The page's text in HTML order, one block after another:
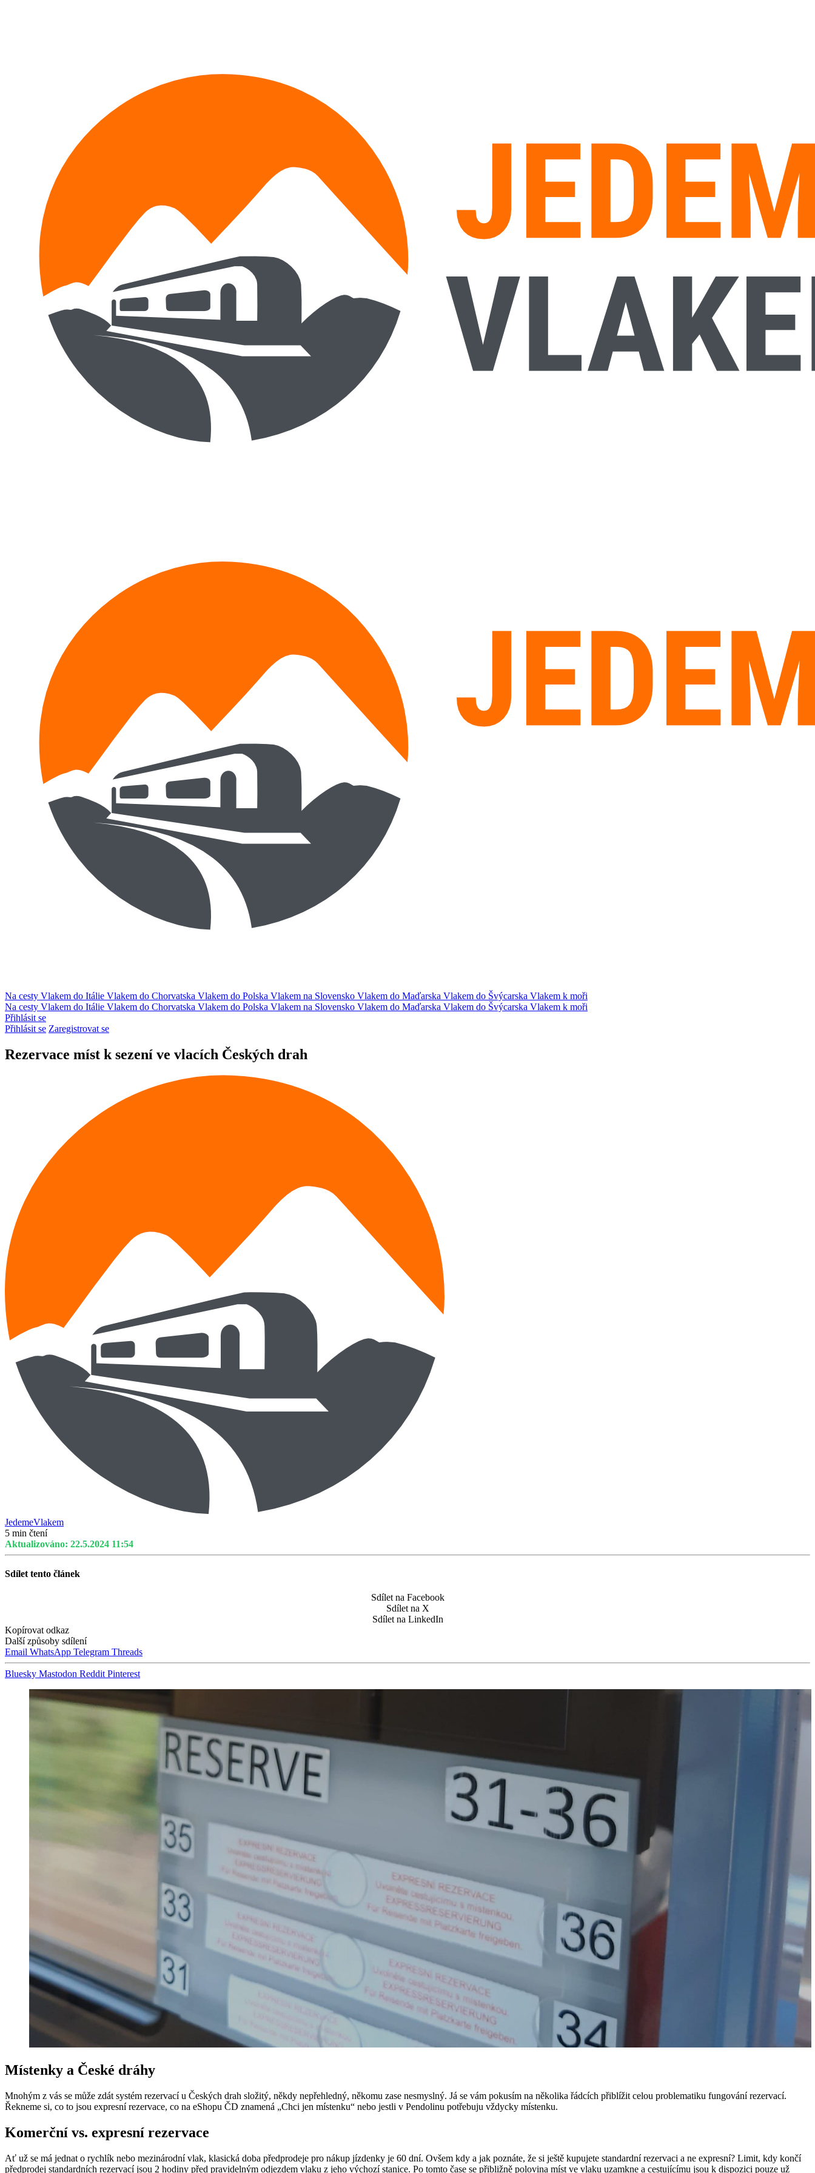
Na cesty Vlakem do Itálie Vlakem do Chorvatska Vlakem do Polska Vlakem na Slovensko Vlakem do Maďarska Vlakem do Švýcarska Vlakem k moři
Na cesty Vlakem do Itálie Vlakem do Chorvatska Vlakem do Polska Vlakem na Slovensko Vlakem do Maďarska Vlakem do Švýcarska Vlakem k moři
Přihlásit se
Přihlásit se Zaregistrovat se
Rezervace míst k sezení ve vlacích Českých drah
JedemeVlakem
5 min čtení
Aktualizováno: 22.5.2024 11:54
Sdílet tento článek
Sdílet na Facebook
Sdílet na X
Sdílet na LinkedIn
Kopírovat odkaz
Další způsoby sdílení
Email WhatsApp Telegram Threads
Bluesky Mastodon Reddit Pinterest
Místenky a České dráhy
Mnohým z vás se může zdát systém rezervací u Českých drah složitý, někdy nepřehledný, někomu zase nesmyslný. Já se vám pokusím na několika řádcích přiblížit celou problematiku fungování rezervací.
Řekneme si, co to jsou expresní rezervace, co na eShopu ČD znamená „Chci jen místenku“ nebo jestli v Pendolinu potřebuju vždycky místenku.
Komerční vs. expresní rezervace
Ať už se má jednat o rychlík nebo mezinárodní vlak, klasická doba předprodeje pro nákup jízdenky je 60 dní. Ovšem kdy a jak poznáte, že si ještě kupujete standardní rezervaci a ne expresní? Limit, kdy končí
předprodej standardních rezervací jsou 2 hodiny před pravidelným odjezdem vlaku z jeho výchozí stanice. Po tomto čase se přibližně polovina míst ve vlaku uzamkne a cestujícímu jsou k dispozici pouze už